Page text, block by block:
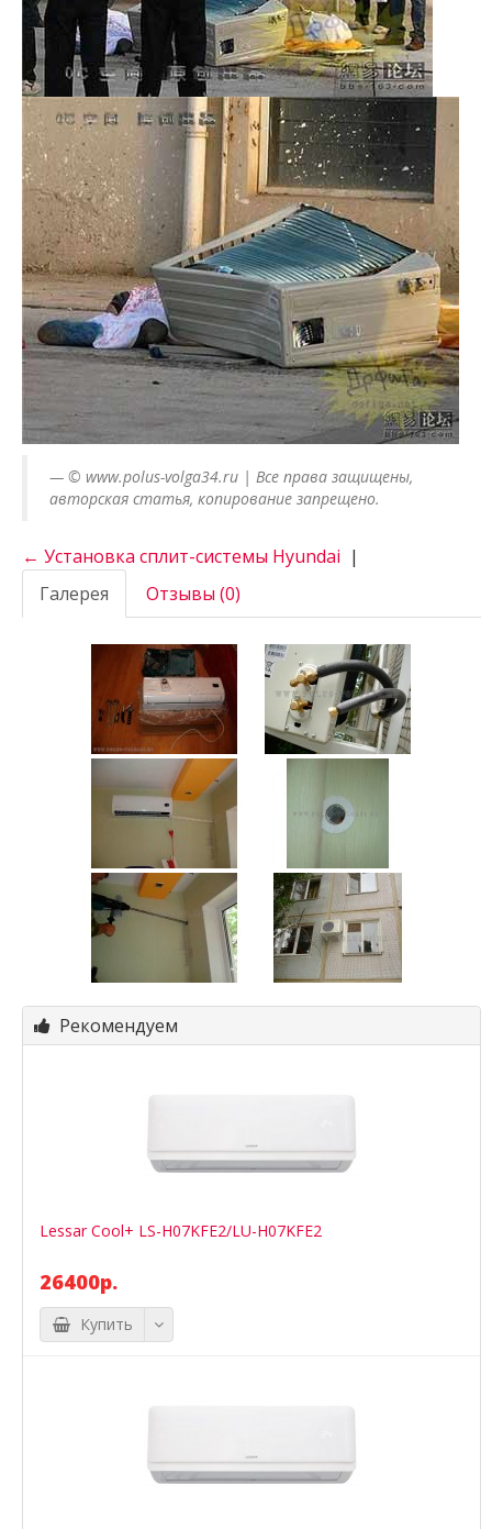
© www.polus-volga34.ru | Все права защищены,
авторская статья, копирование запрещено.
← Установка сплит-системы Hyundai |
Галерея
Отзывы (0)
Рекомендуем
Lessar Cool+ LS-H07KFE2/LU-H07KFE2
26400р.
Купить